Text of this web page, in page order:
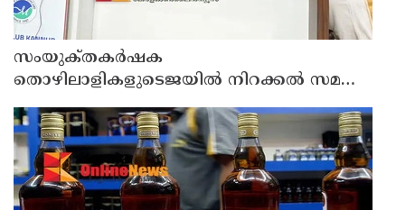
സംയുക്‌തകർഷക
തൊഴിലാളികളുടെജയിൽ നിറക്കൽ സമരം
ഓഗസ്ത് 10 ന്